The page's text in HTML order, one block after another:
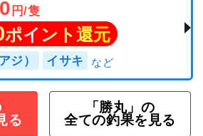
円/隻
ポイント還元
ジ） イサキ
る
「勝丸」の
全ての釣果を見る